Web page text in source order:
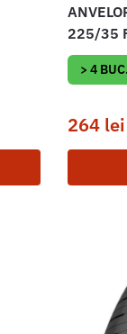
225/35
> 4
264 lei